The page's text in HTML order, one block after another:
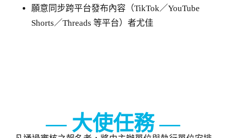
願意同步跨平台發布內容（TikTok／YouTube
Shorts／Threads 等平台）者尤佳
大使任務